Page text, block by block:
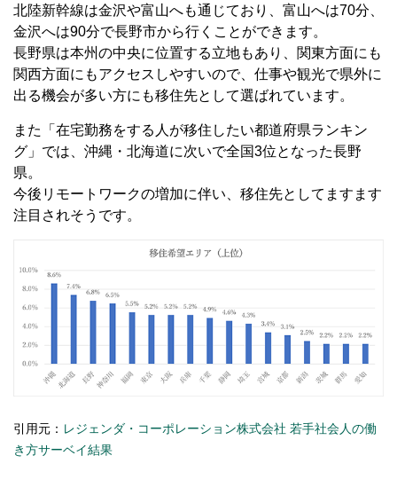
北陸新幹線は金沢や富山へも通じており、富山へは70分、
金沢へは90分で長野市から行くことができます。
長野県は本州の中央に位置する立地もあり、関東方面にも
関西方面にもアクセスしやすいので、仕事や観光で県外に
出る機会が多い方にも移住先として選ばれています。
また「在宅勤務をする人が移住したい都道府県ランキン
グ」では、沖縄・北海道に次いで全国3位となった長野
県。
今後リモートワークの増加に伴い、移住先としてますます
注目されそうです。
引用元： レジェンダ・コーポレーション株式会社 若手社会人の働
き方サーベイ結果